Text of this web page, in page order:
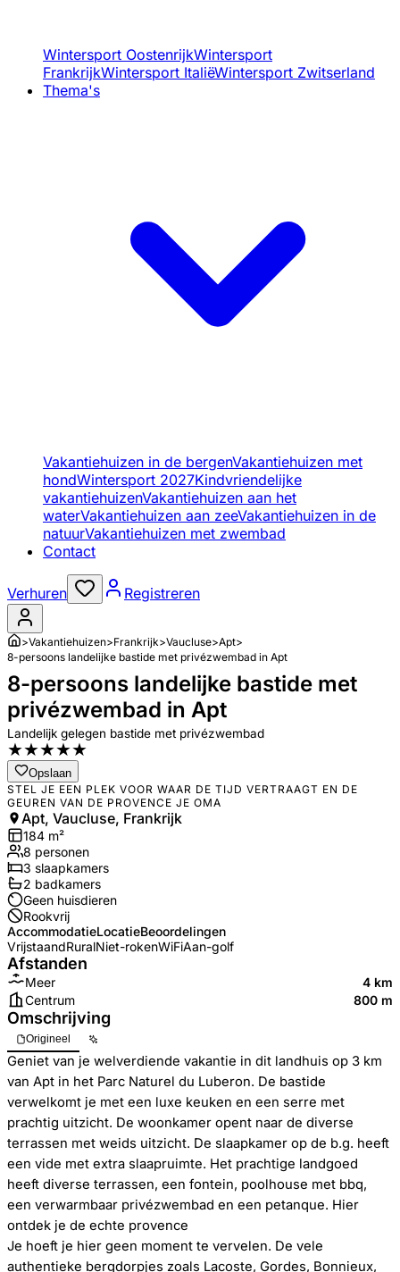
Wintersport OostenrijkWintersport
FrankrijkWintersport ItaliëWintersport Zwitserland
Thema's
Vakantiehuizen in de bergenVakantiehuizen met
hondWintersport 2027Kindvriendelijke
vakantiehuizenVakantiehuizen aan het
waterVakantiehuizen aan zeeVakantiehuizen in de
natuurVakantiehuizen met zwembad
Contact
Verhuren Registreren
>Vakantiehuizen>Frankrijk>Vaucluse>Apt>
8-persoons landelijke bastide met privézwembad in Apt
8-persoons landelijke bastide met
privézwembad in Apt
Landelijk gelegen bastide met privézwembad
★★★★★
Opslaan
STEL JE EEN PLEK VOOR WAAR DE TIJD VERTRAAGT EN DE
GEUREN VAN DE PROVENCE JE OMA
Apt, Vaucluse, Frankrijk
184 m²
8 personen
3 slaapkamers
2 badkamers
Geen huisdieren
Rookvrij
AccommodatieLocatieBeoordelingen
VrijstaandRuralNiet-rokenWiFiAan-golf
Afstanden
Meer
4 km
Centrum
800 m
Omschrijving
Origineel
Geniet van je welverdiende vakantie in dit landhuis op 3 km
van Apt in het Parc Naturel du Luberon. De bastide
verwelkomt je met een luxe keuken en een serre met
prachtig uitzicht. De woonkamer opent naar de diverse
terrassen met weids uitzicht. De slaapkamer op de b.g. heeft
een vide met extra slaapruimte. Het prachtige landgoed
heeft diverse terrassen, een fontein, poolhouse met bbq,
een verwarmbaar privézwembad en een petanque. Hier
ontdek je de echte provence
Je hoeft je hier geen moment te vervelen. De vele
authentieke bergdorpjes zoals Lacoste, Gordes, Bonnieux,